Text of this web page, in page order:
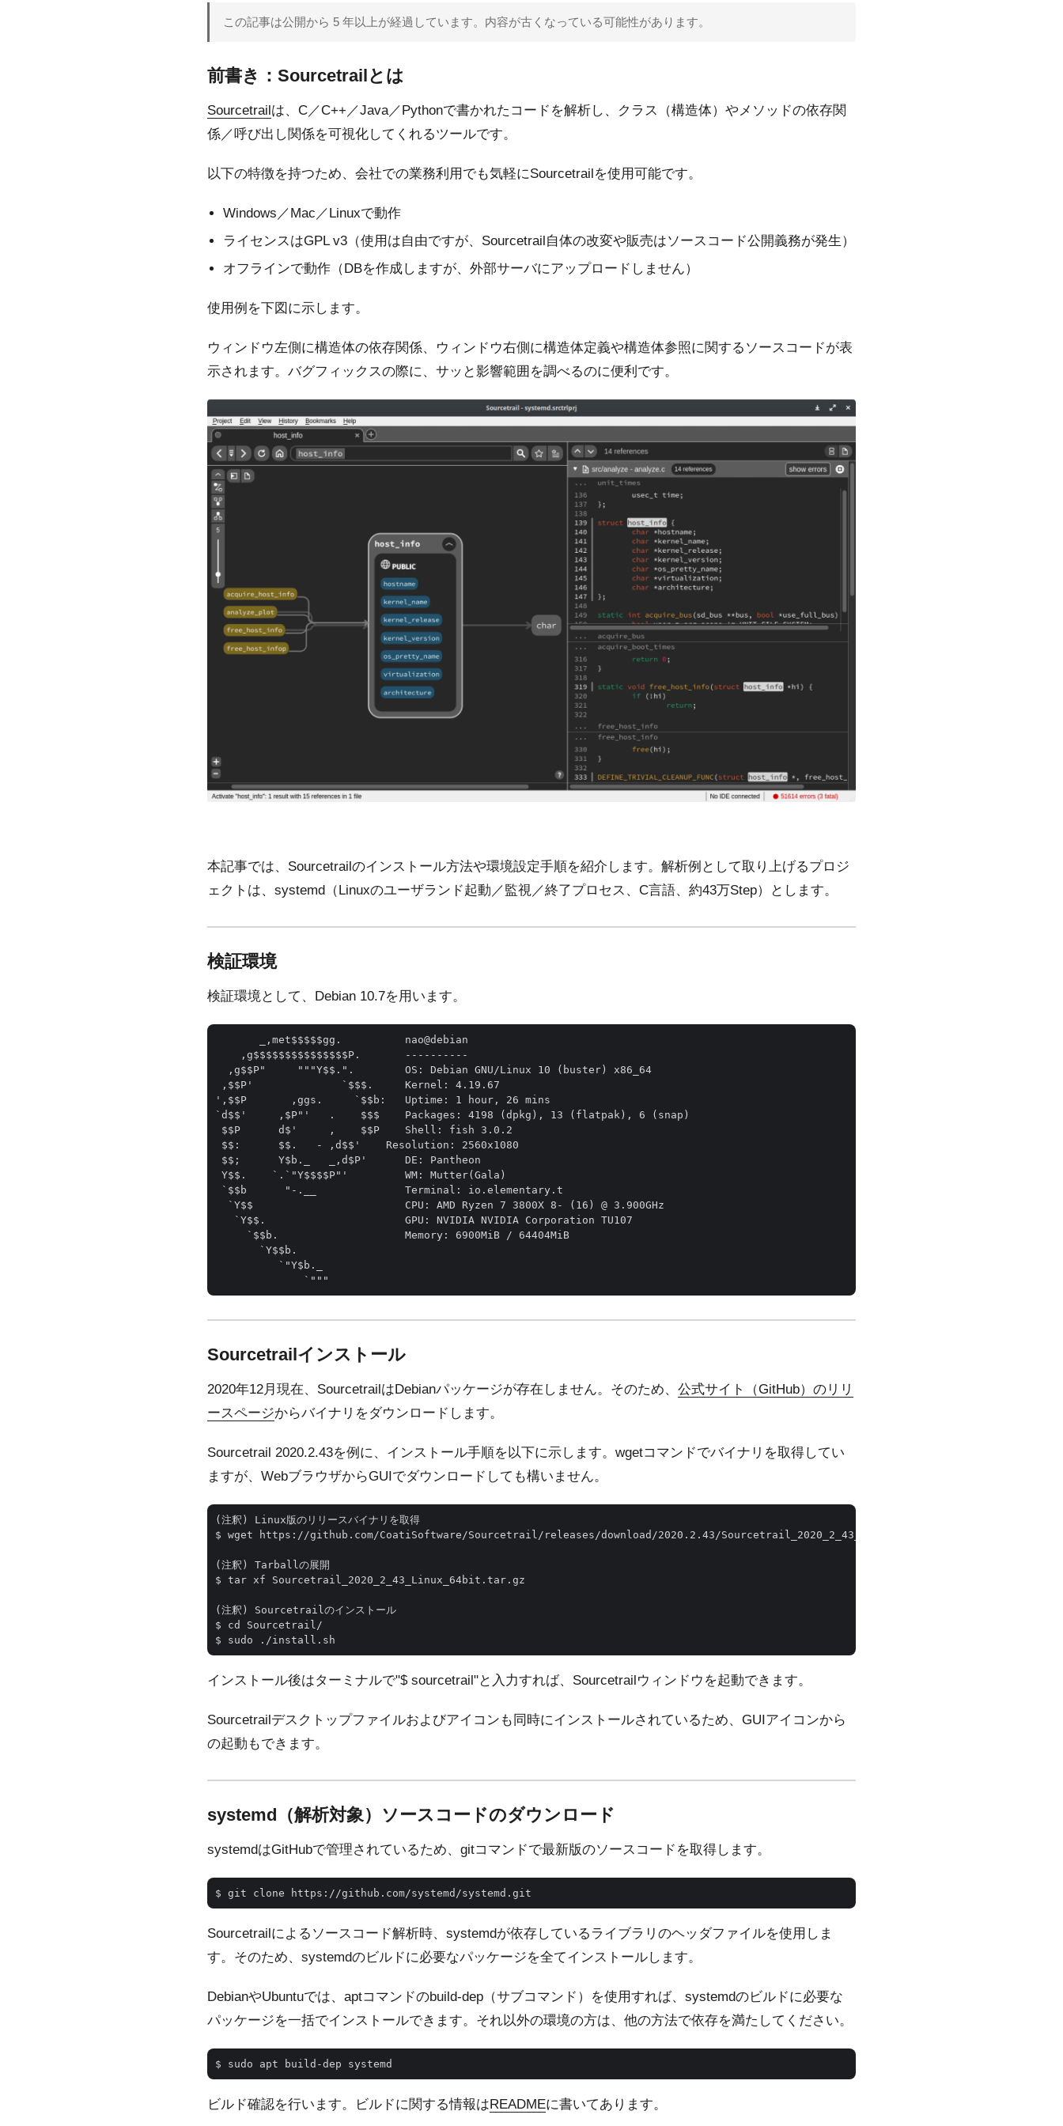
この記事は公開から 5 年以上が経過しています。内容が古くなっている可能性があります。
前書き：Sourcetrailとは
Sourcetrailは、C／C++／Java／Pythonで書かれたコードを解析し、クラス（構造体）やメソッドの依存関
係／呼び出し関係を可視化してくれるツールです。
以下の特徴を持つため、会社での業務利用でも気軽にSourcetrailを使用可能です。
Windows／Mac／Linuxで動作
ライセンスはGPL v3（使用は自由ですが、Sourcetrail自体の改変や販売はソースコード公開義務が発生）
オフラインで動作（DBを作成しますが、外部サーバにアップロードしません）
使用例を下図に示します。
ウィンドウ左側に構造体の依存関係、ウィンドウ右側に構造体定義や構造体参照に関するソースコードが表
示されます。バグフィックスの際に、サッと影響範囲を調べるのに便利です。
本記事では、Sourcetrailのインストール方法や環境設定手順を紹介します。解析例として取り上げるプロジ
ェクトは、systemd（Linuxのユーザランド起動／監視／終了プロセス、C言語、約43万Step）とします。
検証環境
検証環境として、Debian 10.7を用います。
       _,met$$$$$gg.          nao@debian
    ,g$$$$$$$$$$$$$$$P.       ----------
  ,g$$P"     """Y$$.".        OS: Debian GNU/Linux 10 (buster) x86_64
,$$P'              `$$$.     Kernel: 4.19.67
',$$P       ,ggs.     `$$b:   Uptime: 1 hour, 26 mins
`d$$'     ,$P"'   .    $$$    Packages: 4198 (dpkg), 13 (flatpak), 6 (snap)
$$P      d$'     ,    $$P    Shell: fish 3.0.2
$$:      $$.   - ,d$$'    Resolution: 2560x1080
$$;      Y$b._   _,d$P'      DE: Pantheon
Y$$.    `.`"Y$$$$P"'         WM: Mutter(Gala)
`$$b      "-.__              Terminal: io.elementary.t
  `Y$$                        CPU: AMD Ryzen 7 3800X 8- (16) @ 3.900GHz
   `Y$$.                      GPU: NVIDIA NVIDIA Corporation TU107
     `$$b.                    Memory: 6900MiB / 64404MiB
       `Y$$b.
          `"Y$b._
Sourcetrailインストール
2020年12月現在、SourcetrailはDebianパッケージが存在しません。そのため、 公式サイト（GitHub）のリリ
ースページからバイナリをダウンロードします。
Sourcetrail 2020.2.43を例に、インストール手順を以下に示します。wgetコマンドでバイナリを取得してい
ますが、WebブラウザからGUIでダウンロードしても構いません。
(注釈) Linux版のリリースバイナリを取得
$ wget https://github.com/CoatiSoftware/Sourcetrail/releases/download/2020.2.43/Sourcetrail_2020_2_43_Linux_64bit.tar.gz
(注釈) Tarballの展開
$ tar xf Sourcetrail_2020_2_43_Linux_64bit.tar.gz
(注釈) Sourcetrailのインストール
$ cd Sourcetrail/
インストール後はターミナルで"$ sourcetrail"と入力すれば、Sourcetrailウィンドウを起動できます。
Sourcetrailデスクトップファイルおよびアイコンも同時にインストールされているため、GUIアイコンから
の起動もできます。
systemd（解析対象）ソースコードのダウンロード
systemdはGitHubで管理されているため、gitコマンドで最新版のソースコードを取得します。
Sourcetrailによるソースコード解析時、systemdが依存しているライブラリのヘッダファイルを使用しま
す。そのため、systemdのビルドに必要なパッケージを全てインストールします。
DebianやUbuntuでは、aptコマンドのbuild-dep（サブコマンド）を使用すれば、systemdのビルドに必要な
パッケージを一括でインストールできます。それ以外の環境の方は、他の方法で依存を満たしてください。
ビルド確認を行います。ビルドに関する情報はREADMEに書いてあります。